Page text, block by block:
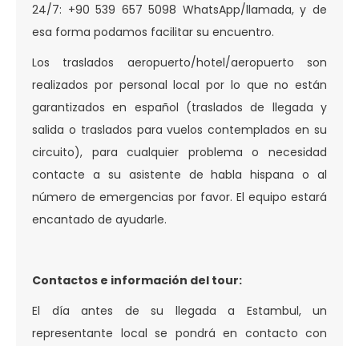
24/7: +90 539 657 5098 WhatsApp/llamada, y de
esa forma podamos facilitar su encuentro.
Los traslados aeropuerto/hotel/aeropuerto son
realizados por personal local por lo que no están
garantizados en español (traslados de llegada y
salida o traslados para vuelos contemplados en su
circuito), para cualquier problema o necesidad
contacte a su asistente de habla hispana o al
número de emergencias por favor. El equipo estará
encantado de ayudarle.
Contactos e información del tour:
El día antes de su llegada a Estambul, un
representante local se pondrá en contacto con